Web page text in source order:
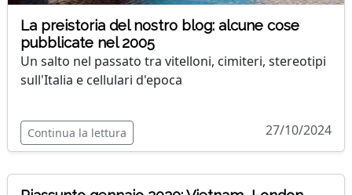
La preistoria del nostro blog: alcune cose
pubblicate nel 2005
Un salto nel passato tra vitelloni, cimiteri, stereotipi
sull'Italia e cellulari d'epoca
Continua la lettura 27/10/2024